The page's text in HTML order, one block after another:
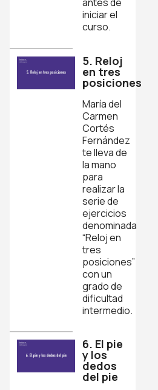
iniciar el
curso.
5. Reloj
en tres
posiciones
María del
Carmen
Cortés
Fernández
te lleva de
la mano
para
realizar la
serie de
ejercicios
denominada
“Reloj en
tres
posiciones”
con un
grado de
dificultad
intermedio.
6. El pie
y los
dedos
del pie